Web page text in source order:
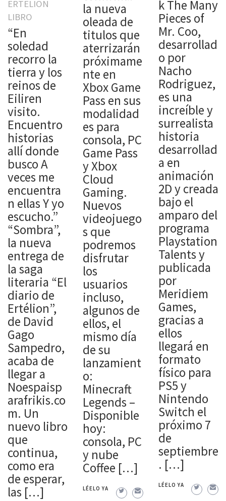
ERTELION
LIBRO
“En
soledad
recorro la
tierra y los
reinos de
Eiliren
visito.
Encuentro
historias
allí donde
busco A
veces me
encuentra
n ellas Y yo
escucho.”
“Sombra”,
la nueva
entrega de
la saga
literaria “El
diario de
Ertélion”,
de David
Gago
Sampedro,
acaba de
llegar a
Noespaisp
arafrikis.co
m. Un
nuevo libro
que
continua,
como era
de esperar,
las […]
la nueva
oleada de
titulos que
aterrizarán
próximame
nte en
Xbox Game
Pass en sus
modalidad
es para
consola, PC
Game Pass
y Xbox
Cloud
Gaming.
Nuevos
videojuego
s que
podremos
disfrutar
los
usuarios
incluso,
algunos de
ellos, el
mismo día
de su
lanzamient
o:
Minecraft
Legends –
Disponible
hoy:
consola, PC
y nube
Coffee […]
LÉELO YA
k The Many
Pieces of
Mr. Coo,
desarrollad
o por
Nacho
Rodriguez,
es una
increíble y
surrealista
historia
desarrollad
a en
animación
2D y creada
bajo el
amparo del
programa
Playstation
Talents y
publicada
por
Meridiem
Games,
gracias a
ellos
llegará en
formato
físico para
PS5 y
Nintendo
Switch el
próximo 7
de
septiembre
. […]
LÉELO YA